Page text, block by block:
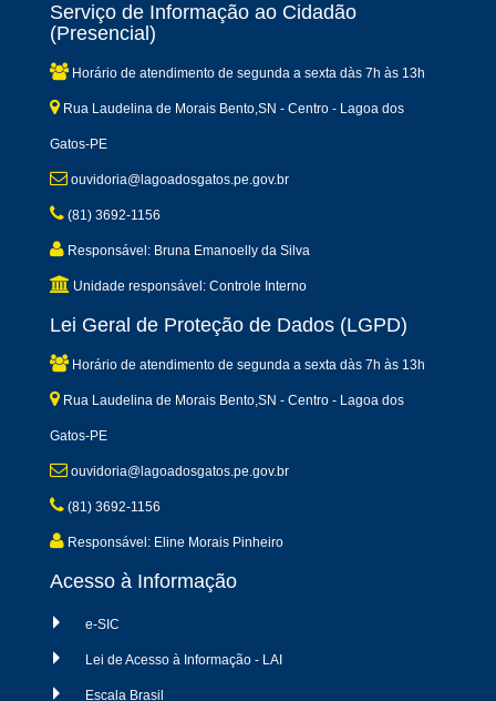
Serviço de Informação ao Cidadão
(Presencial)
Horário de atendimento de segunda a sexta dàs 7h às 13h
Rua Laudelina de Morais Bento,SN - Centro - Lagoa dos
Gatos-PE
ouvidoria@lagoadosgatos.pe.gov.br
(81) 3692-1156
Responsável: Bruna Emanoelly da Silva
Unidade responsável: Controle Interno
Lei Geral de Proteção de Dados (LGPD)
Horário de atendimento de segunda a sexta dàs 7h às 13h
Rua Laudelina de Morais Bento,SN - Centro - Lagoa dos
Gatos-PE
ouvidoria@lagoadosgatos.pe.gov.br
(81) 3692-1156
Responsável: Eline Morais Pinheiro
Acesso à Informação
e-SIC
Lei de Acesso à Informação - LAI
Escala Brasil